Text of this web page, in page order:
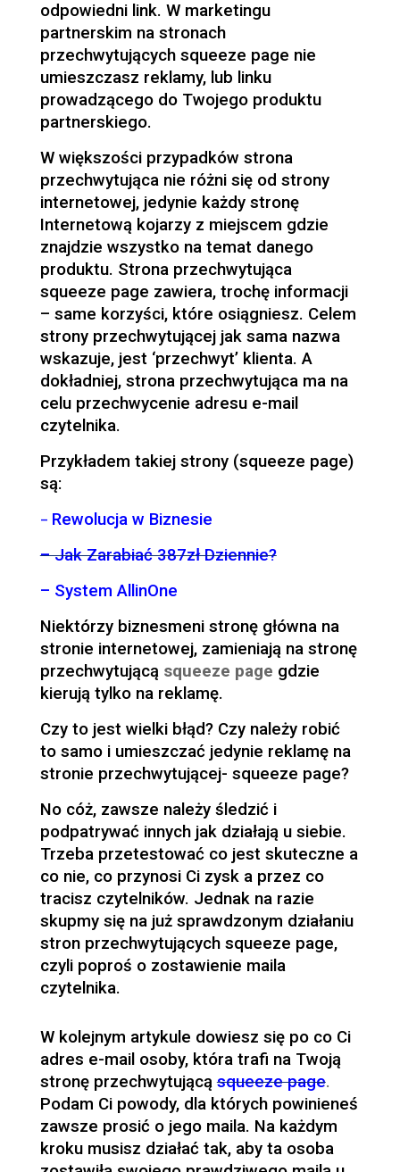
odpowiedni link. W marketingu
partnerskim na stronach
przechwytujących squeeze page nie
umieszczasz reklamy, lub linku
prowadzącego do Twojego produktu
partnerskiego.
W większości przypadków strona
przechwytująca nie różni się od strony
internetowej, jedynie każdy stronę
Internetową kojarzy z miejscem gdzie
znajdzie wszystko na temat danego
produktu. Strona przechwytująca
squeeze page zawiera, trochę informacji
– same korzyści, które osiągniesz. Celem
strony przechwytującej jak sama nazwa
wskazuje, jest ‘przechwyt’ klienta. A
dokładniej, strona przechwytująca ma na
celu przechwycenie adresu e-mail
czytelnika.
Przykładem takiej strony (squeeze page)
są:
– Rewolucja w Biznesie
– Jak Zarabiać 387zł Dziennie?
– System AllinOne
Niektórzy biznesmeni stronę główna na
stronie internetowej, zamieniają na stronę
przechwytującą squeeze page gdzie
kierują tylko na reklamę.
Czy to jest wielki błąd? Czy należy robić
to samo i umieszczać jedynie reklamę na
stronie przechwytującej- squeeze page?
No cóż, zawsze należy śledzić i
podpatrywać innych jak działają u siebie.
Trzeba przetestować co jest skuteczne a
co nie, co przynosi Ci zysk a przez co
tracisz czytelników. Jednak na razie
skupmy się na już sprawdzonym działaniu
stron przechwytujących squeeze page,
czyli poproś o zostawienie maila
czytelnika.
W kolejnym artykule dowiesz się po co Ci
adres e-mail osoby, która trafi na Twoją
stronę przechwytującą squeeze page.
Podam Ci powody, dla których powinieneś
zawsze prosić o jego maila. Na każdym
kroku musisz działać tak, aby ta osoba